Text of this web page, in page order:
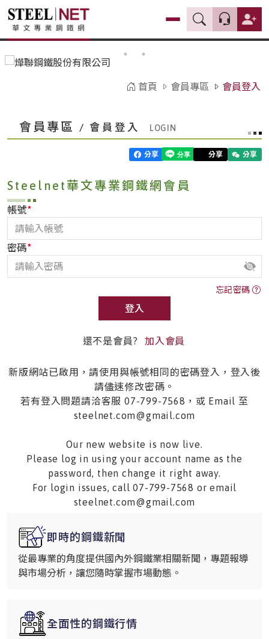
首頁 會員專區 會員登入
會員專區 / 會員登入
分享 分享 分享
Steelnet華文專業鋼鐵網會員
帳號*
密碼*
忘記密碼
登入
還不是會員? 加入會員
新版網站已啟用，請使用與帳號相同的密碼登入，登入後
請儘速修改密碼。
若有登入問題請洽客服 07-799-7568，或 Email 至
steelnet.com@gmail.com
Our new website is now live.
Please log in using your account name as the
password, then change it right away.
For login issues, call 07-799-7568 or email
steelnet.com@gmail.com
即時的鋼鐵新聞
從最專業的角度提供國內外鋼鐵業相關新聞，專題報導
與市場分析，讓您隨時掌握市場動態。
全面性的鋼鐵行情